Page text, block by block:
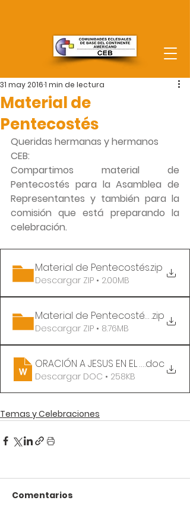
Material de
Pentecostés
31 may 20161 min de lectura
Queridas hermanas y hermanos
CEB:
Compartimos material de
Pentecostés para la Asamblea de
Representantes y también para la
comisión que está preparando la
celebración.
Material de Pentecostés.zip
Descargar ZIP • 2.00MB
Material de Pentecostés 2.zip
Descargar ZIP • 8.76MB
ORACIÓN A JESUS EN EL CAMINO A
.doc
Descargar DOC • 258KB
Temas y Celebraciones
Comentarios